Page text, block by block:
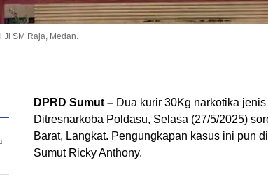
Jl SM Raja, Medan.
DPRD Sumut – Dua kurir 30Kg narkotika
Ditresnarkoba Poldasu, Selasa (27/5/2025)
Barat, Langkat. Pengungkapan kasus ini pun
Sumut Ricky Anthony.